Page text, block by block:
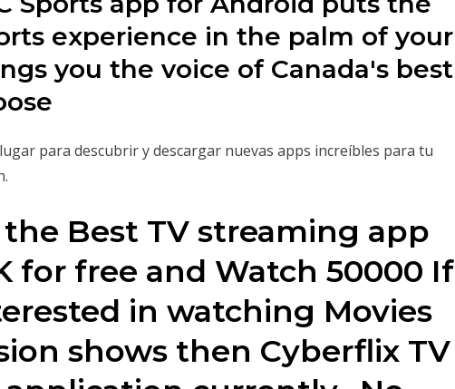
experience in the palm of your
you the voice of Canada's best
para descubrir y descargar nuevas apps increíbles para tu
Best TV streaming app
for free and Watch 50000 If
in watching Movies
shows then Cyberflix TV